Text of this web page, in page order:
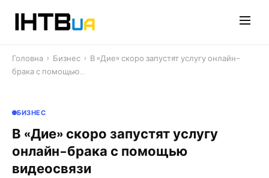
Головна › Бизнес › В «Дие» скоро запустят услугу онлайн-
брака с помощью…
БИЗНЕС
В «Дие» скоро запустят услугу
онлайн-брака с помощью
видеосвязи